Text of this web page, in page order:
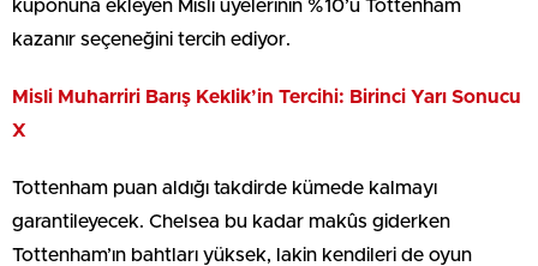
kuponuna ekleyen Misli üyelerinin %10’u Tottenham
kazanır seçeneğini tercih ediyor.
Misli Muharriri Barış Keklik’in Tercihi: Birinci Yarı Sonucu
X
Tottenham puan aldığı takdirde kümede kalmayı
garantileyecek. Chelsea bu kadar makûs giderken
Tottenham’ın bahtları yüksek, lakin kendileri de oyun